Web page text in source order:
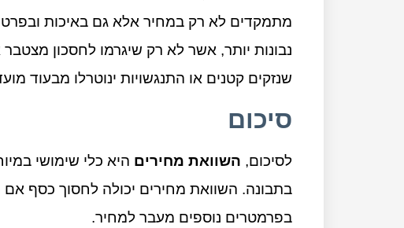
מתמקדים לא רק במחיר אלא גם באיכות
נבונות יותר, אשר לא רק שיגרמו לחסכון
שנזקים קטנים או התנגשויות ינוטרלו מבעוד
סיכום
לסיכום, השוואת מחירים היא כלי שימושי
בתבונה. השוואת מחירים יכולה לחסוך כסף
בפרמטרים נוספים מעבר למחיר.